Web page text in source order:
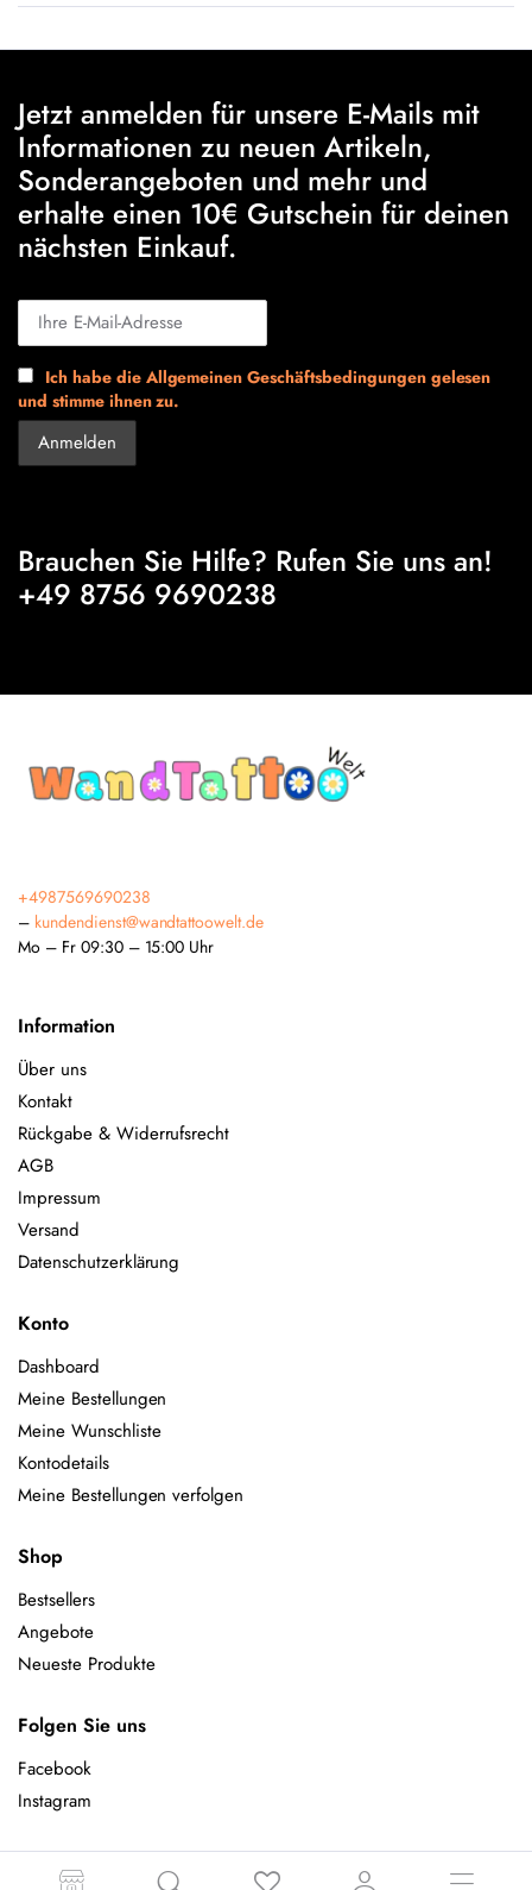
Jetzt anmelden für unsere E-Mails mit
Informationen zu neuen Artikeln,
Sonderangeboten und mehr und
erhalte einen 10€ Gutschein für deinen
nächsten Einkauf.
Ich habe die Allgemeinen Geschäftsbedingungen gelesen
und stimme ihnen zu.
Brauchen Sie Hilfe? Rufen Sie uns an!
+49 8756 9690238
+4987569690238
– kundendienst@wandtattoowelt.de
Mo – Fr 09:30 – 15:00 Uhr
Information
Über uns
Kontakt
Rückgabe & Widerrufsrecht
AGB
Impressum
Versand
Datenschutzerklärung
Konto
Dashboard
Meine Bestellungen
Meine Wunschliste
Kontodetails
Meine Bestellungen verfolgen
Shop
Bestsellers
Angebote
Neueste Produkte
Folgen Sie uns
Facebook
Instagram